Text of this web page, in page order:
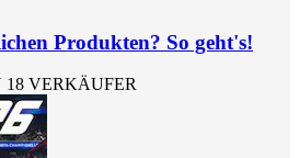
Produkten? So geht's!
VERKÄUFER